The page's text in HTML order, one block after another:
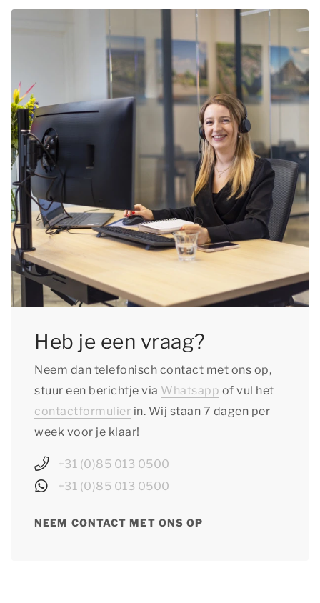
Heb je een vraag?
Neem dan telefonisch contact met ons op,
stuur een berichtje via Whatsapp of vul het
contactformulier in. Wij staan 7 dagen per
week voor je klaar!
+31 (0)85 013 0500
+31 (0)85 013 0500
NEEM CONTACT MET ONS OP